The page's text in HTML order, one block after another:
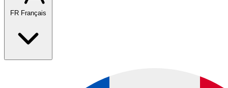
FR Français